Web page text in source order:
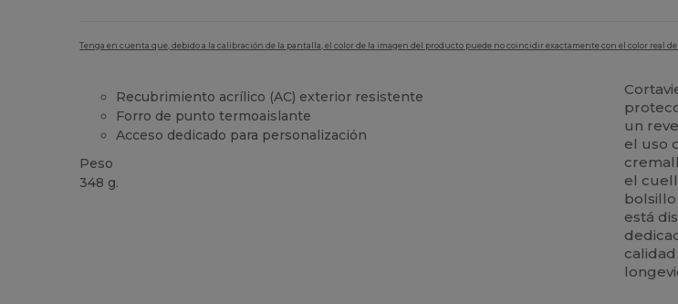
Tenga en cuenta que, debido a la calibración de la pantalla, el color de la imagen del producto puede no coincidir exactamente con el color real
Recubrimiento acrílico (AC) exterior resistente
Forro de punto termoaislante
Acceso dedicado para personalización
Peso
348 g.
un
el uso
el
está